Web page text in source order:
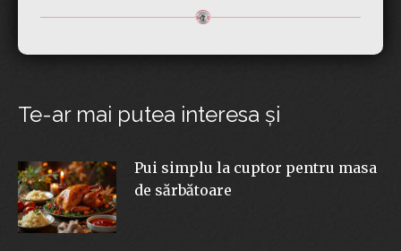
Te-ar mai putea interesa şi
Pui simplu la cuptor pentru masa
de sărbătoare